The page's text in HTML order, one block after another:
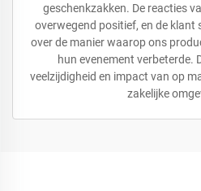
geschenkzakken. De reacties
overwegend positief, en de klant
over de manier waarop ons
hun evenement verbeterde.
veelzijdigheid en impact van op
zakelijke